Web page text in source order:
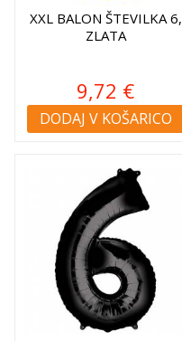
XXL BALON ŠTEVILKA 6,
ZLATA
9,72 €
DODAJ V KOŠARICO